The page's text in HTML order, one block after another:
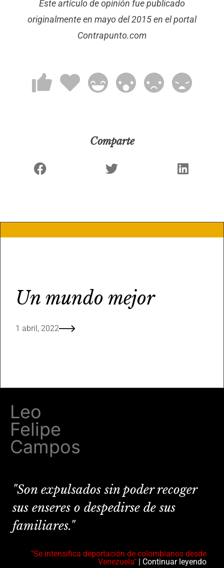
Este artículo de opinión fue publicado
originalmente en mayo del 2015 en el portal
Contrapunto.com
Comparte
Un mundo mejor
1 abril, 2022
Leo
Felipe
Campos
"Son expulsados sin poder recoger
sus enseres o despedirse de sus
familiares."
"Se intensifica deportación de colombianos desde
Venezuela" | Continuar leyendo